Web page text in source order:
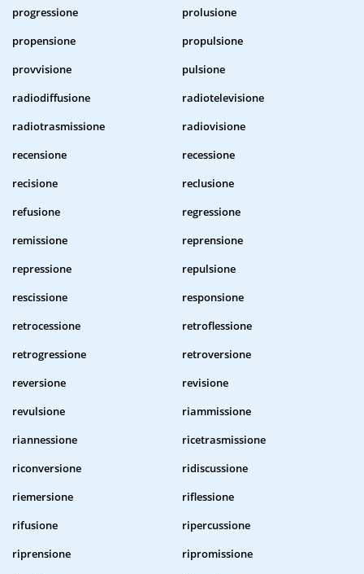
progressione
prolusione
propensione
propulsione
provvisione
pulsione
radiodiffusione
radiotelevisione
radiotrasmissione
radiovisione
recensione
recessione
recisione
reclusione
refusione
regressione
remissione
reprensione
repressione
repulsione
rescissione
responsione
retrocessione
retroflessione
retrogressione
retroversione
reversione
revisione
revulsione
riammissione
riannessione
ricetrasmissione
riconversione
ridiscussione
riemersione
riflessione
rifusione
ripercussione
riprensione
ripromissione